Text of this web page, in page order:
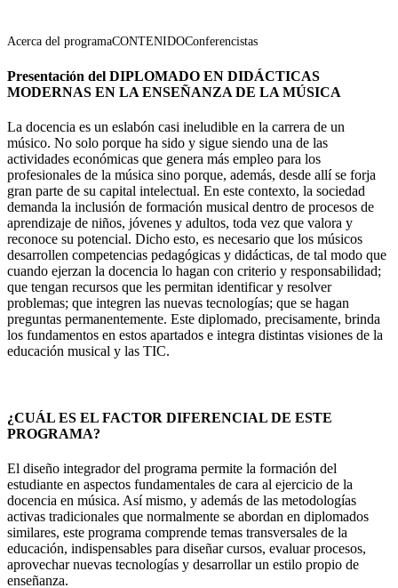
Acerca del programaCONTENIDOConferencistas
Presentación del DIPLOMADO EN DIDÁCTICAS
MODERNAS EN LA ENSEÑANZA DE LA MÚSICA
La docencia es un eslabón casi ineludible en la carrera de un
músico. No solo porque ha sido y sigue siendo una de las
actividades económicas que genera más empleo para los
profesionales de la música sino porque, además, desde allí se forja
gran parte de su capital intelectual. En este contexto, la sociedad
demanda la inclusión de formación musical dentro de procesos de
aprendizaje de niños, jóvenes y adultos, toda vez que valora y
reconoce su potencial. Dicho esto, es necesario que los músicos
desarrollen competencias pedagógicas y didácticas, de tal modo que
cuando ejerzan la docencia lo hagan con criterio y responsabilidad;
que tengan recursos que les permitan identificar y resolver
problemas; que integren las nuevas tecnologías; que se hagan
preguntas permanentemente. Este diplomado, precisamente, brinda
los fundamentos en estos apartados e integra distintas visiones de la
educación musical y las TIC.
¿CUÁL ES EL FACTOR DIFERENCIAL DE ESTE
PROGRAMA?
El diseño integrador del programa permite la formación del
estudiante en aspectos fundamentales de cara al ejercicio de la
docencia en música. Así mismo, y además de las metodologías
activas tradicionales que normalmente se abordan en diplomados
similares, este programa comprende temas transversales de la
educación, indispensables para diseñar cursos, evaluar procesos,
aprovechar nuevas tecnologías y desarrollar un estilo propio de
enseñanza.